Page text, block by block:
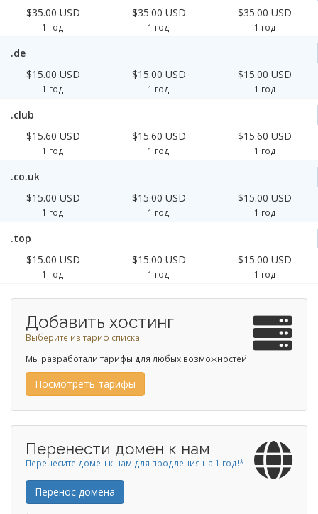
$35.00 USD
1 год
$35.00 USD
1 год
$35.00 USD
1 год
.de
$15.00 USD
1 год
$15.00 USD
1 год
$15.00 USD
1 год
.club
$15.60 USD
1 год
$15.60 USD
1 год
$15.60 USD
1 год
.co.uk
$15.00 USD
1 год
$15.00 USD
1 год
$15.00 USD
1 год
.top
$15.00 USD
1 год
$15.00 USD
1 год
$15.00 USD
1 год
Добавить хостинг
Выберите из тариф списка
Мы разработали тарифы для любых возможностей
Посмотреть тарифы
Перенести домен к нам
Перенесите домен к нам для продления на 1 год!*
Перенос домена